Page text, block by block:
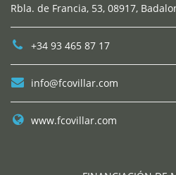
Rbla. de Francia, 53, 08917,
+34 93 465 87 17
info@fcovillar.com
www.fcovillar.com